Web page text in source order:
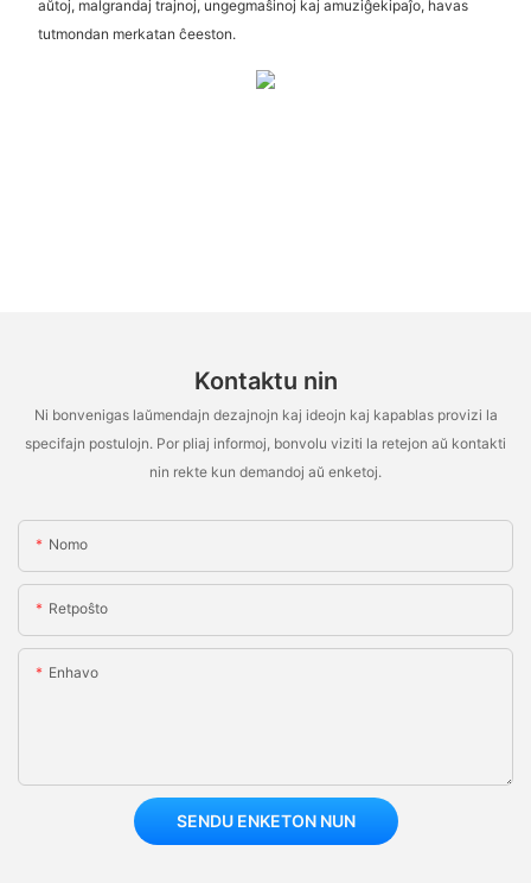
aŭtoj, malgrandaj trajnoj, ungegmaŝinoj kaj amuziĝekipaĵo, havas
tutmondan merkatan ĉeeston.
Kontaktu nin
Ni bonvenigas laŭmendajn dezajnojn kaj ideojn kaj kapablas provizi la
specifajn postulojn. Por pliaj informoj, bonvolu viziti la retejon aŭ kontakti
nin rekte kun demandoj aŭ enketoj.
Nomo
Retpoŝto
Enhavo
SENDU ENKETON NUN